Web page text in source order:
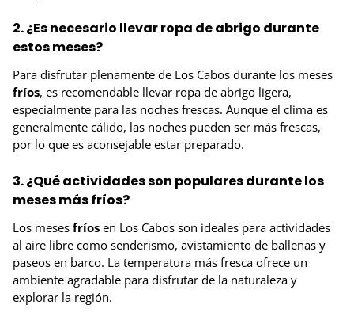
2. ¿Es necesario llevar ropa de abrigo durante
estos meses?
Para disfrutar plenamente de Los Cabos durante los meses
fríos, es recomendable llevar ropa de abrigo ligera,
especialmente para las noches frescas. Aunque el clima es
generalmente cálido, las noches pueden ser más frescas,
por lo que es aconsejable estar preparado.
3. ¿Qué actividades son populares durante los
meses más fríos?
Los meses fríos en Los Cabos son ideales para actividades
al aire libre como senderismo, avistamiento de ballenas y
paseos en barco. La temperatura más fresca ofrece un
ambiente agradable para disfrutar de la naturaleza y
explorar la región.